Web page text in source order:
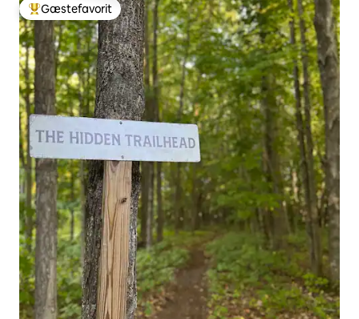
Bedste gæstefavorit
Gæstefavorit